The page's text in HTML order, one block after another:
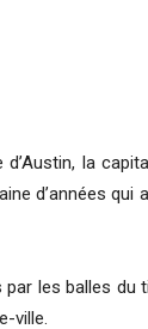
la
d’années qui
les balles du
ville.